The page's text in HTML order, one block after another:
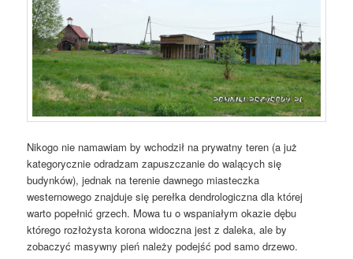
Nikogo nie namawiam by wchodził na prywatny teren (a już
kategorycznie odradzam zapuszczanie do walących się
budynków), jednak na terenie dawnego miasteczka
westernowego znajduje się perełka dendrologiczna dla której
warto popełnić grzech. Mowa tu o wspaniałym okazie dębu
którego rozłożysta korona widoczna jest z daleka, ale by
zobaczyć masywny pień należy podejść pod samo drzewo.